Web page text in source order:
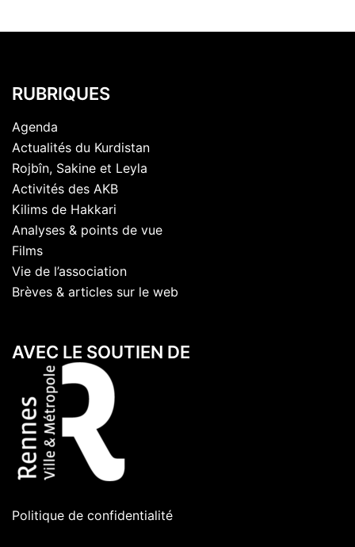
RUBRIQUES
Agenda
Actualités du Kurdistan
Rojbîn, Sakine et Leyla
Activités des AKB
Kilims de Hakkari
Analyses & points de vue
Films
Vie de l’association
Brèves & articles sur le web
AVEC LE SOUTIEN DE
Politique de confidentialité